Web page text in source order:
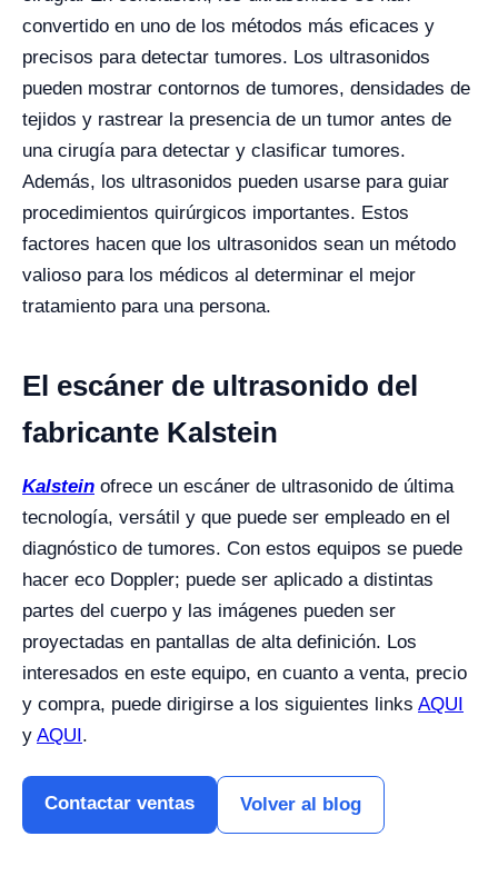
convertido en uno de los métodos más eficaces y
precisos para detectar tumores. Los ultrasonidos
pueden mostrar contornos de tumores, densidades de
tejidos y rastrear la presencia de un tumor antes de
una cirugía para detectar y clasificar tumores.
Además, los ultrasonidos pueden usarse para guiar
procedimientos quirúrgicos importantes. Estos
factores hacen que los ultrasonidos sean un método
valioso para los médicos al determinar el mejor
tratamiento para una persona.
El escáner de ultrasonido del
fabricante Kalstein
Kalstein ofrece un escáner de ultrasonido de última
tecnología, versátil y que puede ser empleado en el
diagnóstico de tumores. Con estos equipos se puede
hacer eco Doppler; puede ser aplicado a distintas
partes del cuerpo y las imágenes pueden ser
proyectadas en pantallas de alta definición. Los
interesados en este equipo, en cuanto a venta, precio
y compra, puede dirigirse a los siguientes links AQUI
y AQUI.
Contactar ventas Volver al blog